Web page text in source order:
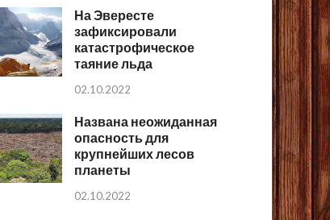
На Эвересте
зафиксировали
катастрофическое
таяние льда
02.10.2022
Названа неожиданная
опасность для
крупнейших лесов
планеты
02.10.2022